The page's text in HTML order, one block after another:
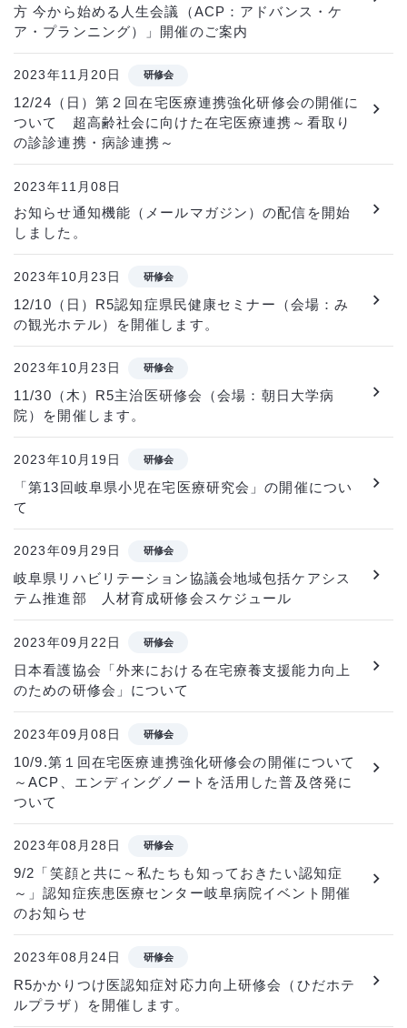
方 今から始める人生会議（ACP：アドバンス・ケ
ア・プランニング）」開催のご案内
2023年11月20日 研修会
12/24（日）第２回在宅医療連携強化研修会の開催に
ついて 超高齢社会に向けた在宅医療連携～看取り
の診診連携・病診連携～
2023年11月08日
お知らせ通知機能（メールマガジン）の配信を開始
しました。
2023年10月23日 研修会
12/10（日）R5認知症県民健康セミナー（会場：み
の観光ホテル）を開催します。
2023年10月23日 研修会
11/30（木）R5主治医研修会（会場：朝日大学病
院）を開催します。
2023年10月19日 研修会
「第13回岐阜県小児在宅医療研究会」の開催につい
て
2023年09月29日 研修会
岐阜県リハビリテーション協議会地域包括ケアシス
テム推進部 人材育成研修会スケジュール
2023年09月22日 研修会
日本看護協会「外来における在宅療養支援能力向上
のための研修会」について
2023年09月08日 研修会
10/9.第１回在宅医療連携強化研修会の開催について
～ACP、エンディングノートを活用した普及啓発に
ついて
2023年08月28日 研修会
9/2「笑顔と共に～私たちも知っておきたい認知症
～」認知症疾患医療センター岐阜病院イベント開催
のお知らせ
2023年08月24日 研修会
R5かかりつけ医認知症対応力向上研修会（ひだホテ
ルプラザ）を開催します。